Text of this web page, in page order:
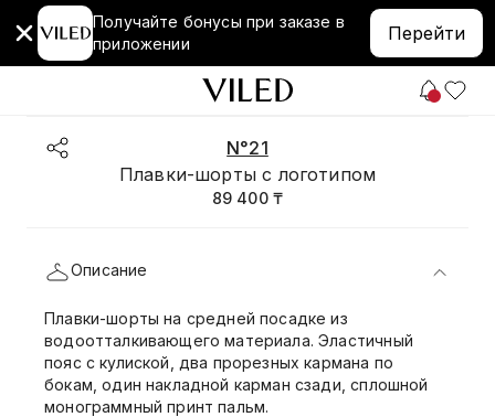
Получайте бонусы при заказе в
приложении
Перейти
N°21
Плавки-шорты с логотипом
89 400 ₸
Описание
Плавки-шорты на средней посадке из
водоотталкивающего материала. Эластичный
пояс с кулиской, два прорезных кармана по
бокам, один накладной карман сзади, сплошной
монограммный принт пальм.